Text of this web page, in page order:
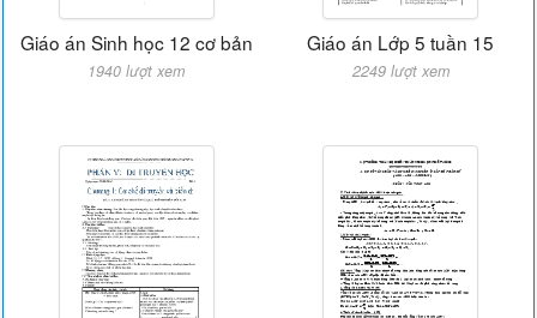
Giáo án Sinh học 12 cơ bản
1940 lượt xem
Giáo án Lớp 5 tuần 15
2249 lượt xem